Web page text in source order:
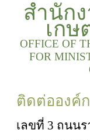
สำนัก
เก
OFFICE OF
FOR
ติดต่อองค์
เลขที่ 3 ถนน